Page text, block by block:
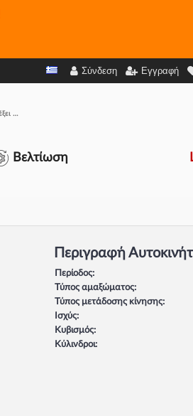
Σύνδεση Εγγραφή
Δεν έχετε επιλέξει αμάξι.
Βελτίωση
Περιγραφή
Περίοδος:
Τύπος αμαξώματος:
Τύπος μετάδοσης κίνησης:
Ισχύς:
Κυβισμός:
Κύλινδροι: